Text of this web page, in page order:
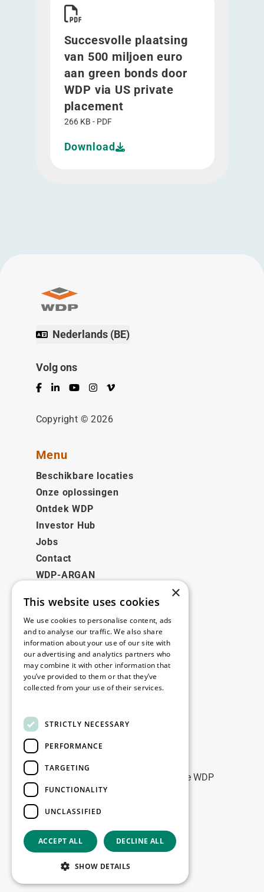
Succesvolle plaatsing
van 500 miljoen euro
aan green bonds door
WDP via US private
placement
266 KB - PDF
Download
Nederlands (BE)
Volg ons
Facebook
LinkedInYouTubeInstagram
Vimeo
Copyright © 2026
Menu
Beschikbare locaties
Onze oplossingen
Ontdek WDP
Investor Hub
Jobs
Contact
WDP-ARGAN
Juridisch
Disclaimer
Privacybeleid
Cookie Policy
Contact
Blijf op de hoogte
Blijf up-to-date: meld u aan voor onze WDP
Marketing nieuwsbrieven
Copyright © 2026
×
This website uses cookies
We use cookies to personalise content, ads
and to analyse our traffic. We also share
information about your use of our site with
our advertising and analytics partners who
may combine it with other information that
you’ve provided to them or that they’ve
collected from your use of their services.
STRICTLY NECESSARY
PERFORMANCE
TARGETING
FUNCTIONALITY
UNCLASSIFIED
ACCEPT ALL DECLINE ALL
SHOW DETAILS